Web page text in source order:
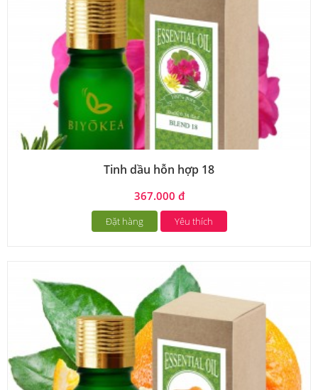
Tinh dầu hỗn hợp 18
367.000 đ
Đặt hàng Yêu thích